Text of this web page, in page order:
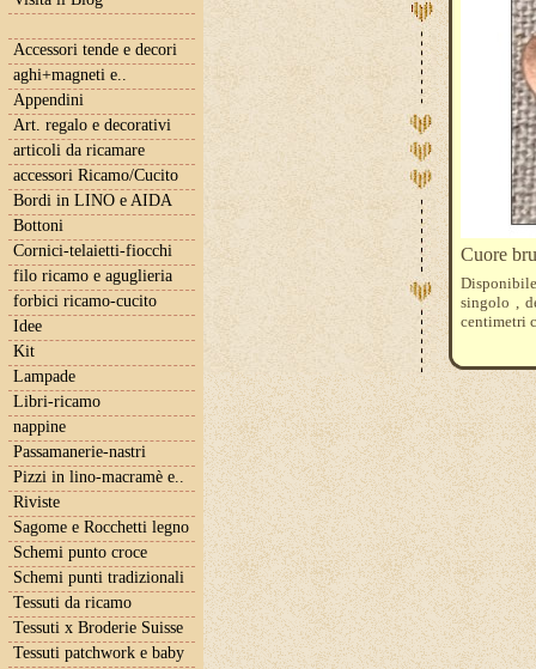
Accessori tende e decori
aghi+magneti e..
Appendini
Art. regalo e decorativi
articoli da ricamare
accessori Ricamo/Cucito
Bordi in LINO e AIDA
Bottoni
Cornici-telaietti-fiocchi
filo ricamo e aguglieria
forbici ricamo-cucito
Idee
Kit
Lampade
Libri-ricamo
nappine
Passamanerie-nastri
Pizzi in lino-macramè e..
Riviste
Sagome e Rocchetti legno
Schemi punto croce
Schemi punti tradizionali
Tessuti da ricamo
Tessuti x Broderie Suisse
Tessuti patchwork e baby
Cuore
singolo ,
centimetri